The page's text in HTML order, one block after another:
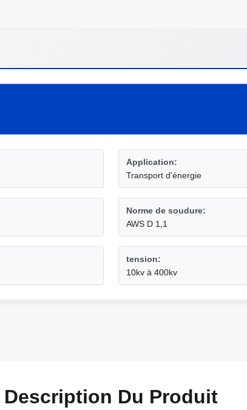
Application:
Transport d'énergie
Norme de soudure:
AWS D 1,1
tension:
10kv à 400kv
Description Du Produit